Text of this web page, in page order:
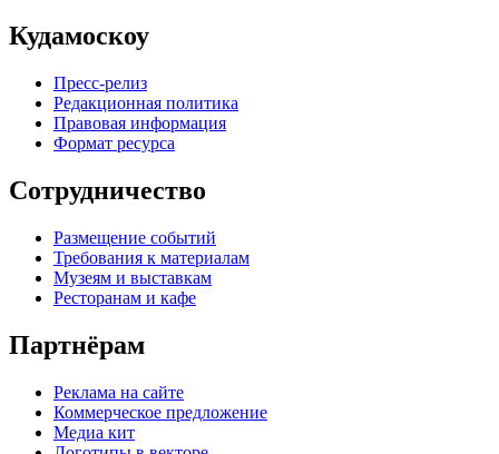
Кудамоскоу
Пресс-релиз
Редакционная политика
Правовая информация
Формат ресурса
Сотрудничество
Размещение событий
Требования к материалам
Музеям и выставкам
Ресторанам и кафе
Партнёрам
Реклама на сайте
Коммерческое предложение
Медиа кит